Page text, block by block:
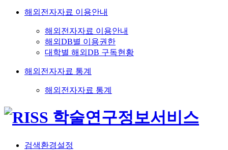
해외전자자료 이용안내
해외전자자료 이용안내
해외DB별 이용권한
대학별 해외DB 구독현황
해외전자자료 통계
해외전자자료 통계
검색환경설정